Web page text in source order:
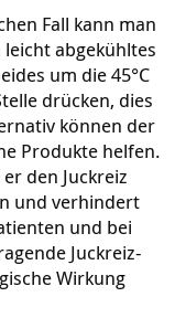
Fall kann man
abgekühltes
um die 45°C
drücken, dies
können der
Produkte helfen.
den Juckreiz
und verhindert
und bei
Juckreiz-
Wirkung